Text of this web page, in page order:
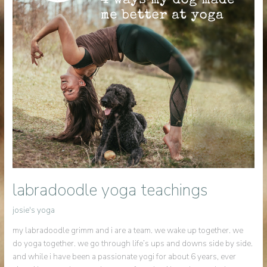
labradoodle yoga teachings
josie's yoga
my labradoodle grimm and i are a team. we wake up together. we
do yoga together. we go through life’s ups and downs side by side.
and while i have been a passionate yogi for about 6 years, ever